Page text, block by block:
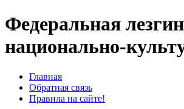
Федеральная
национально-
Главная
Обратная связь
Правила на сайте!